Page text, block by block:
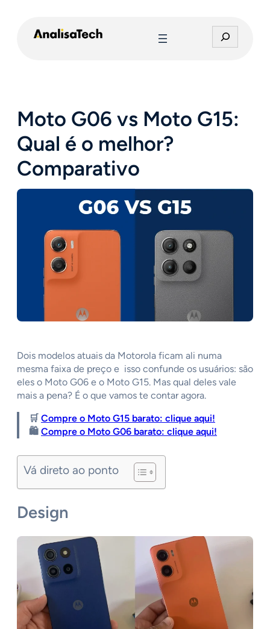
e
s
a
Moto G06 vs Moto G15:
Qual é o melhor?
Comparativo
Dois modelos atuais da Motorola ficam ali numa
mesma faixa de preço e isso confunde os usuários: são
eles o Moto G06 e o Moto G15. Mas qual deles vale
mais a pena? É o que vamos te contar agora.
🛒 Compre o Moto G15 barato: clique aqui!
🛍️ Compre o Moto G06 barato: clique aqui!
Vá direto ao ponto
Design